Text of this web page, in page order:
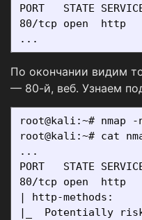
PORT   STATE
80/tcp open  http
По окончании видим
— 80-й, веб. Узнаем
root@kali:~# nmap
root@kali:~# cat
...
PORT   STATE
80/tcp open  http
| http-methods:
|_  Potentially risky